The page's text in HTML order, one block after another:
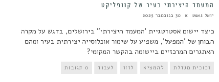
המעמד היצירתי בעיר של קונפליקט
יואל גאפט 30 בנובמבר 2025
כיצד יישום אסטרטגיית 'המעמד היצירתי" בירושלים, בדגש על מקרה
הבוחן של 'המפעל', משפיע על שימור אוכלוסייה יצירתית בעיר ומהם
האתגרים המרכזיים ביישומה בהקשר המקומי?
זכוכית מגדלת להמציא לזוז לעבוד 0 תגובות